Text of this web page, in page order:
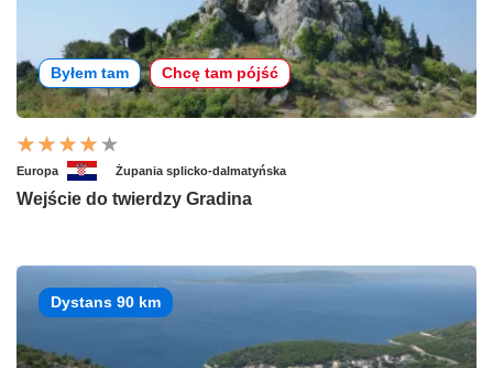
Byłem tam Chcę tam pójść
Europa Żupania splicko-dalmatyńska
Wejście do twierdzy Gradina
Dystans 90 km